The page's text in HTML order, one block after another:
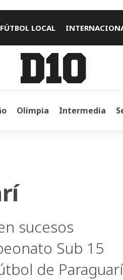
FÚTBOL LOCAL
Olimpia Intermedia
sucesos
Sub 15
de